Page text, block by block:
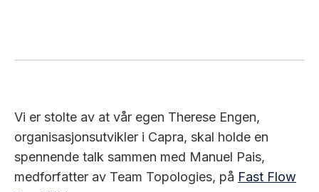
Vi er stolte av at vår egen Therese Engen,
organisasjonsutvikler i Capra, skal holde en
spennende talk sammen med Manuel Pais,
medforfatter av Team Topologies, på Fast Flow